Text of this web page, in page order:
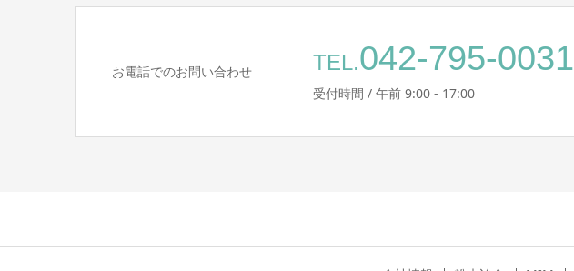
お電話でのお問い合わせ TEL.042-795-0031
受付時間 / 午前 9:00 - 17:00